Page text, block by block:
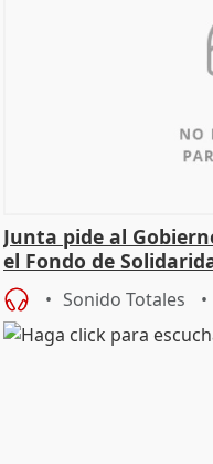
Junta pide al
el Fondo de
Sonido Totales